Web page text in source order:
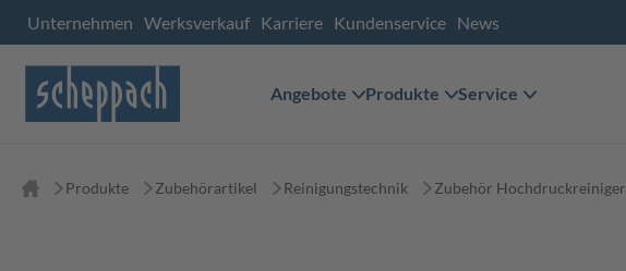
Unternehmen Werksverkauf Karriere Kundenservice News
Angebote Produkte Service
Produkte Zubehörartikel Reinigungstechnik Zubehör Hochdruckreiniger